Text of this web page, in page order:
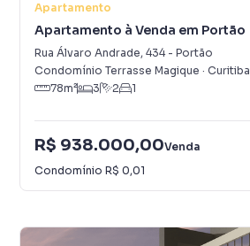
Apartamento
Apartamento à Venda em Portão
Rua Álvaro Andrade, 434- Portão
Condomínio Terrasse Magique · Curitiba
78m² 3 2 1
R$ 938.000,00Venda
Condomínio R$ 0,01